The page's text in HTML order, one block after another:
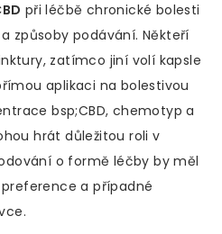
při léčbě chronické bolesti
způsoby podávání. Někteří
zatímco jiní volí kapsle
aplikaci na bolestivou
bsp;CBD, chemotyp a
hrát důležitou roli v
o formě léčby by měl
a případné